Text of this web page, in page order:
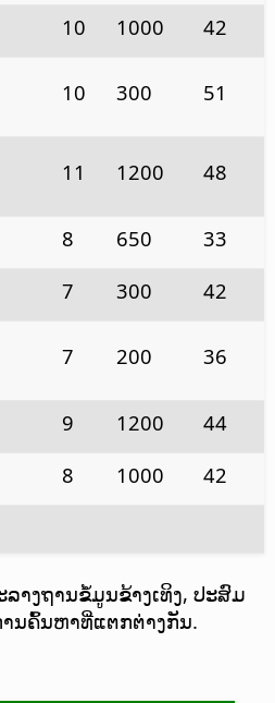
10 1000
42
10 300 51
11 1200 48
8 650
33
7 300
42
7 200 36
9 1200
44
8 1000
42
າງຖານຂໍ້ມູນຂ້າງເທິງ, ປະສົມ
ນຄົ້ນຫາທີ່ແຕກຕ່າງກັນ.